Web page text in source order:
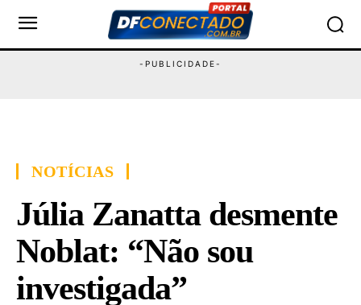
NOTÍCIAS
Júlia Zanatta desmente
Noblat: “Não sou
investigada”